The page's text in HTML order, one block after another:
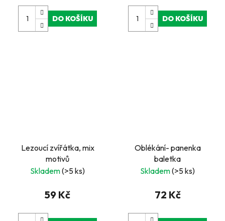
DO KOŠÍKU DO KOŠÍKU
Lezoucí zvířátka, mix
motivů
Skladem(>5 ks)
59 Kč
Oblékání- panenka
baletka
Skladem(>5 ks)
72 Kč